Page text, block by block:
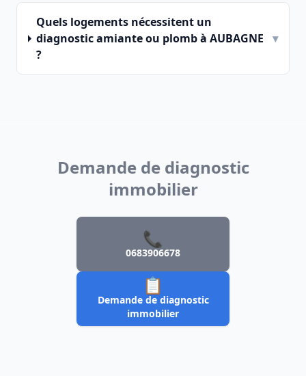
Quels logements nécessitent un
diagnostic amiante ou plomb à AUBAGNE
?
▾
Demande de diagnostic
immobilier
📞
0683906678
📋
Demande de diagnostic
immobilier